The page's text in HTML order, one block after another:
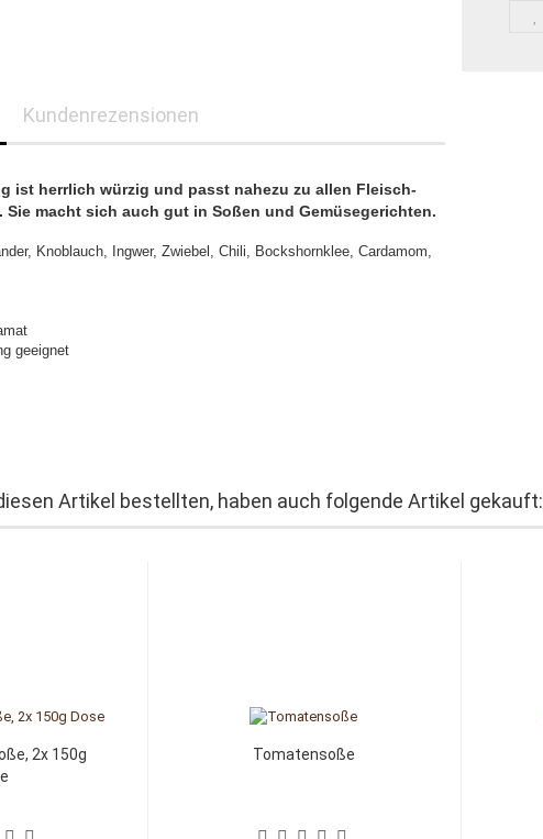
Kundenrezensionen
ist herrlich würzig und passt nahezu zu allen Fleisch-
macht sich auch gut in Soßen und Gemüsegerichten.
Knoblauch, Ingwer, Zwiebel, Chili, Bockshornklee, Cardamom,
geeignet
Artikel bestellten, haben auch folgende Artikel gekauft:
2x 150g
Tomatensoße